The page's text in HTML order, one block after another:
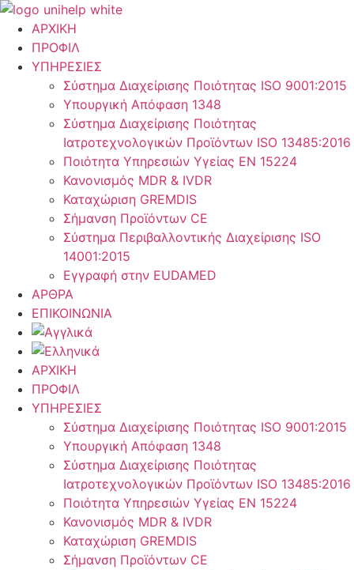
ΑΡΧΙΚΗ
ΠΡΟΦΙΛ
ΥΠΗΡΕΣΙΕΣ
Σύστημα Διαχείρισης Ποιότητας ISO 9001:2015
Υπουργική Απόφαση 1348
Σύστημα Διαχείρισης Ποιότητας
Ιατροτεχνολογικών Προϊόντων ISO 13485:2016
Ποιότητα Υπηρεσιών Υγείας ΕΝ 15224
Κανονισμός MDR & IVDR
Καταχώριση GREMDIS
Σήμανση Προϊόντων CE
Σύστημα Περιβαλλοντικής Διαχείρισης ISO
14001:2015
Εγγραφή στην EUDAMED
ΑΡΘΡΑ
ΕΠΙΚΟΙΝΩΝΙΑ
ΑΡΧΙΚΗ
ΠΡΟΦΙΛ
ΥΠΗΡΕΣΙΕΣ
Σύστημα Διαχείρισης Ποιότητας ISO 9001:2015
Υπουργική Απόφαση 1348
Σύστημα Διαχείρισης Ποιότητας
Ιατροτεχνολογικών Προϊόντων ISO 13485:2016
Ποιότητα Υπηρεσιών Υγείας ΕΝ 15224
Κανονισμός MDR & IVDR
Καταχώριση GREMDIS
Σήμανση Προϊόντων CE